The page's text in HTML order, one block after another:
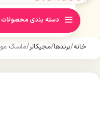
دسته بندی محصولات
خانه برندها مجیکالر ماسک مو